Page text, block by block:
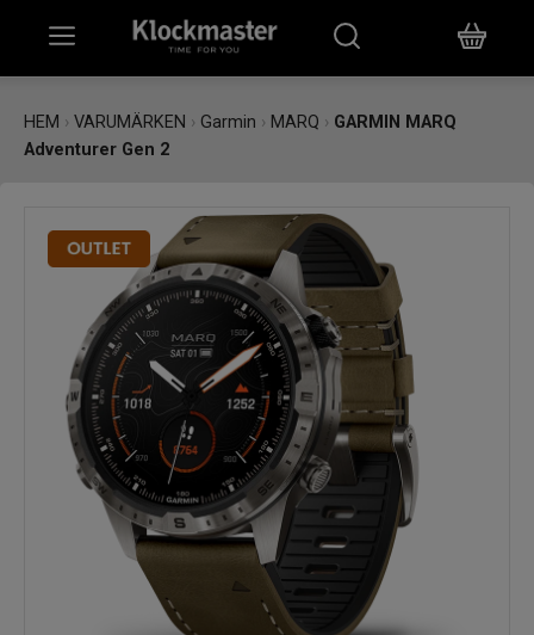
SMYCKEN
VARUMÄRKEN
BUTIKER
PRESENTKORT
HEM › VARUMÄRKEN › Garmin › MARQ › GARMIN MARQ
Adventurer Gen 2